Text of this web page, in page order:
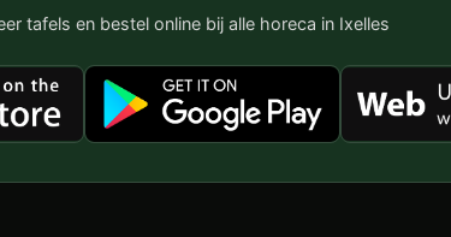
tafels en bestel online bij alle horeca in Ixelles